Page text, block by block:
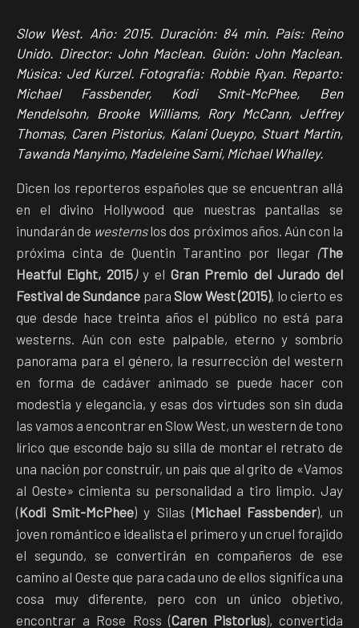
Slow West. Año:2015. Duración: 84 min. País: Reino
Unido. Director: John Maclean. Guión: John Maclean.
Música: Jed Kurzel. Fotografía: Robbie Ryan. Reparto:
Michael Fassbender, Kodi Smit-McPhee, Ben
Mendelsohn, Brooke Williams, Rory McCann, Jeffrey
Thomas, Caren Pistorius, Kalani Queypo, Stuart Martin,
Tawanda Manyimo, Madeleine Sami, Michael Whalley.
Dicen los reporteros españoles que se encuentran allá
en el divino Hollywood que nuestras pantallas se
inundarán de westernslos dos próximos años. Aún con la
próxima cinta de Quentin Tarantino por llegar (The
Heatful Eight, 2015)y elGran Premio del Jurado del
Festival de Sundance paraSlow West (2015), lo cierto es
que desde hace treinta años el público no está para
westerns. Aún con este palpable, eterno y sombrío
panorama para el género, la resurrección del western
en forma de cadáver animado se puede hacer con
modestia y elegancia, y esas dos virtudes son sin duda
las vamos a encontrar en Slow West, un western de tono
lírico que esconde bajo su silla de montar el retrato de
una nación por construir, un país que al grito de «Vamos
al Oeste» cimienta su personalidad a tiro limpio. Jay
(Kodi Smit-McPhee) y Silas (Michael Fassbender), un
joven romántico e idealista el primero y un cruel forajido
el segundo, se convertirán en compañeros de ese
camino al Oeste que para cada uno de ellos significa una
cosa muy diferente, pero con un único objetivo,
encontrar a Rose Ross (Caren Pistorius), convertida